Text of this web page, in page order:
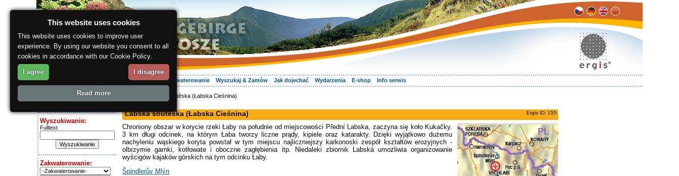
O regionie Wasz urlop Zakwaterowanie Wyszukaj & Zamów Jak dojechać Wydarzenia E-shop Info serwis
Dziś jest:
Wyszukiwanie:
Fulltext
Zakwaterowanie:
> Labská soutěska (Łabska Cieśnina)
Ergis ID: 155
Labská soutěska (Łabska Cieśnina)
Chroniony obszar w korycie rzeki Łaby na południe od miejscowości Přední Labska, zaczyna się koło Kukačky.
3 km długi odcinek, na którym Łaba tworzy liczne prądy, kipiele oraz katarakty. Dzięki wyjątkowo dużemu
nachyleniu wąskiego koryta powstał w tym miejscu najliczniejszy karkonoski zespół kształtów erozyjnych -
olbrzymie garnki, kotłowate i oboczne zagłębienia itp. Niedaleki zbiornik Labská umożliwia organizowanie
wyścigów kajaków górskich na tym odcinku Łaby.
Špindlerův Mlýn
This website uses cookies
This website uses cookies to improve user
experience. By using our website you consent to all
cookies in accordance with our Cookie Policy.
I agree I disagree
Read more